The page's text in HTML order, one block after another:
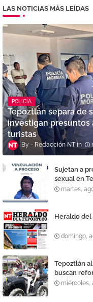
LAS NOTICIAS MÁS LEÍDAS
POLICÍA
Tepoztlán separa de
investigan presuntos
turistas
Redacción NT
Sujetan a
sexual en
martes,
Heraldo del
domingo,
Tepoztlán
buscan
miércoles,